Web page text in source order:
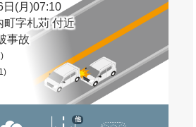
日(月)07:10
町字札苅 付近
事故
他